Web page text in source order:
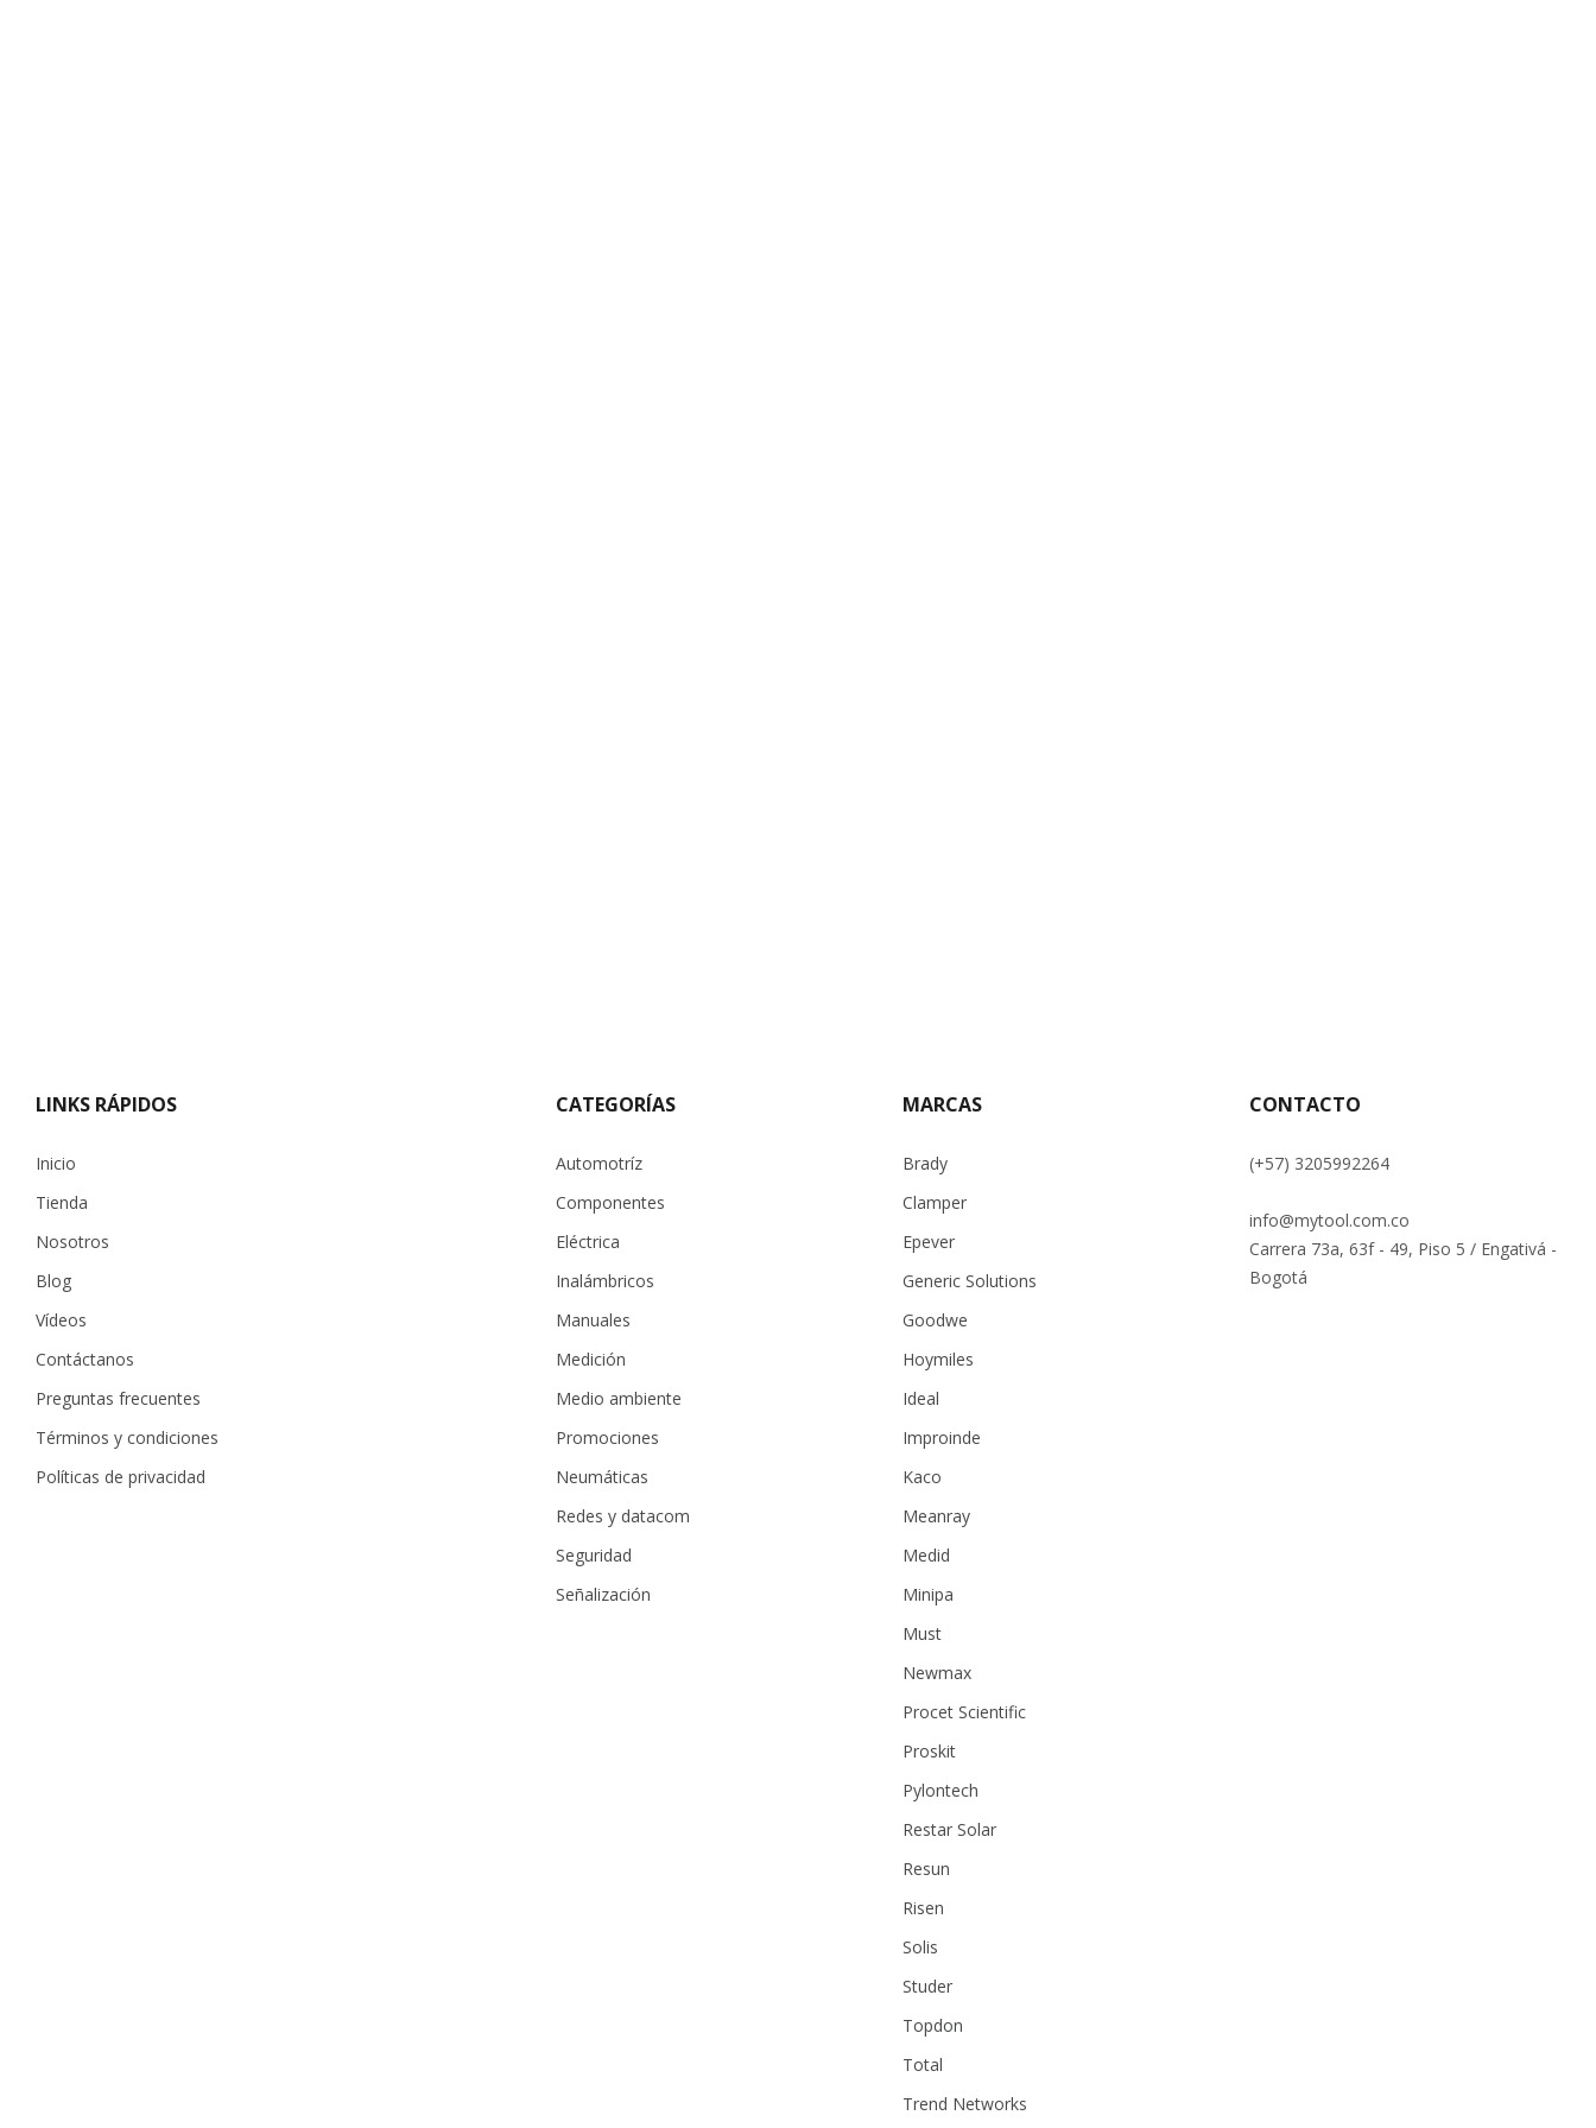
LINKS RÁPIDOS
Inicio
Tienda
Nosotros
Blog
Vídeos
Contáctanos
Preguntas frecuentes
Términos y condiciones
Políticas de privacidad
CATEGORÍAS
Automotríz
Componentes
Eléctrica
Inalámbricos
Manuales
Medición
Medio ambiente
Promociones
Neumáticas
Redes y datacom
Seguridad
Señalización
MARCAS
Brady
Clamper
Epever
Generic Solutions
Goodwe
Hoymiles
Ideal
Improinde
Kaco
Meanray
Medid
Minipa
Must
Newmax
Procet Scientific
Proskit
Pylontech
Restar Solar
Resun
Risen
Solis
Studer
Topdon
Total
Trend Networks
CONTACTO
(+57) 3205992264
info@mytool.com.co
Carrera 73a, 63f - 49, Piso 5 / Engativá -
Bogotá